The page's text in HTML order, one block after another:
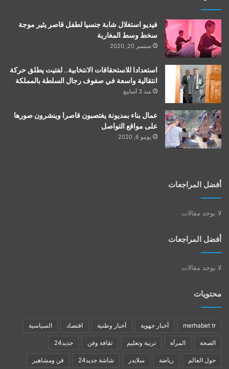
فيديو استغلال شابة جنسيا لطفل قاصر يثير موجة
سخط وسط المغاربة
سبتمبر 20, 2020
استعدادا للاستحقاقات الانتخابية.. لفتيت يطلق حركة
انتقالية واسعة في صفوف رجال السلطة بالمملكة
منذ 3 أسابيع
عمال بناء بمديونة يغتصبون قاصرا وينشرون صورها
على مواقع التواصل
يونيو 6, 2020
أفضل المراجعات
لا يوجد مقالات
أفضل المراجعات
لا يوجد مقالات
محتويات
merhabet tr أخبار جهوية أخبار وطنية اقتصاد السياسية
الصحة المرأة تربية وتعليم ثقافة وفن جديد24
حول العالم رياضة سلايدر شاشة جديد24 فن ومشاهير